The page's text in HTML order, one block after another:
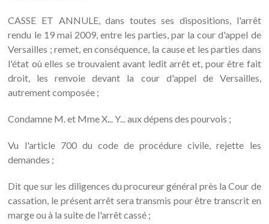
CASSE ET ANNULE, dans toutes ses dispositions, l'arrêt
rendu le 19 mai 2009, entre les parties, par la cour d'appel de
Versailles ; remet, en conséquence, la cause et les parties dans
l'état où elles se trouvaient avant ledit arrêt et, pour être fait
droit, les renvoie devant la cour d'appel de Versailles,
autrement composée ;
Condamne M. et Mme X... Y... aux dépens des pourvois ;
Vu l'article 700 du code de procédure civile, rejette les
demandes ;
Dit que sur les diligences du procureur général près la Cour de
cassation, le présent arrêt sera transmis pour être transcrit en
marge ou à la suite de l'arrêt cassé ;